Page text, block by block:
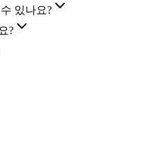
있나요?
?